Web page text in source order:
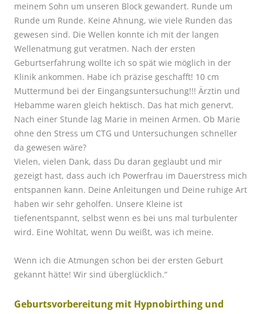
meinem Sohn um unseren Block gewandert. Runde um
Runde um Runde. Keine Ahnung, wie viele Runden das
gewesen sind. Die Wellen konnte ich mit der langen
Wellenatmung gut veratmen. Nach der ersten
Geburtserfahrung wollte ich so spät wie möglich in der
Klinik ankommen. Habe ich präzise geschafft! 10 cm
Muttermund bei der Eingangsuntersuchung!!! Ärztin und
Hebamme waren gleich hektisch. Das hat mich genervt.
Nach einer Stunde lag Marie in meinen Armen. Ob Marie
ohne den Stress um CTG und Untersuchungen schneller
da gewesen wäre?
Vielen, vielen Dank, dass Du daran geglaubt und mir
gezeigt hast, dass auch ich Powerfrau im Dauerstress mich
entspannen kann. Deine Anleitungen und Deine ruhige Art
haben wir sehr geholfen. Unsere Kleine ist
tiefenentspannt, selbst wenn es bei uns mal turbulenter
wird. Eine Wohltat, wenn Du weißt, was ich meine.
Wenn ich die Atmungen schon bei der ersten Geburt
gekannt hätte! Wir sind überglücklich.“
Geburtsvorbereitung mit Hypnobirthing und